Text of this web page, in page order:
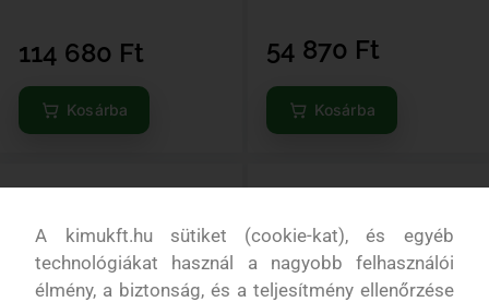
114 680 Ft
Kosárba
54 870 Ft
Kosárba
A kimukft.hu sütiket (cookie-kat), és egyéb
technológiákat használ a nagyobb felhasználói
élmény, a biztonság, és a teljesítmény ellenőrzése